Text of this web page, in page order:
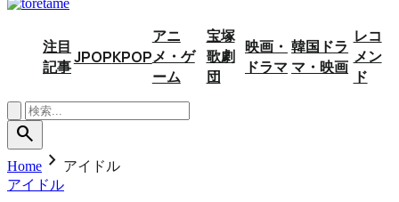
注目
記事JPOPKPOP
アニ
メ・ゲ
ーム
宝塚
歌劇
団
映画・
ドラマ
韓国ドラ
マ・映画
レコ
メン
ド
search
Home chevron_right アイドル
アイドル